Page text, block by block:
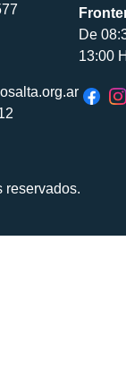
De
13:00
reservados.